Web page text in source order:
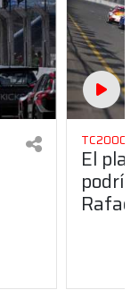
TC2000
El